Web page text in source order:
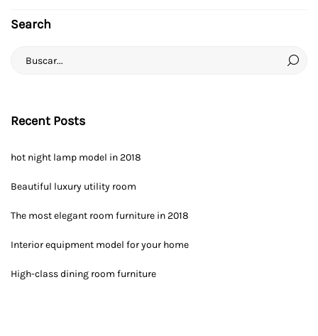
Search
Recent Posts
hot night lamp model in 2018
Beautiful luxury utility room
The most elegant room furniture in 2018
Interior equipment model for your home
High-class dining room furniture